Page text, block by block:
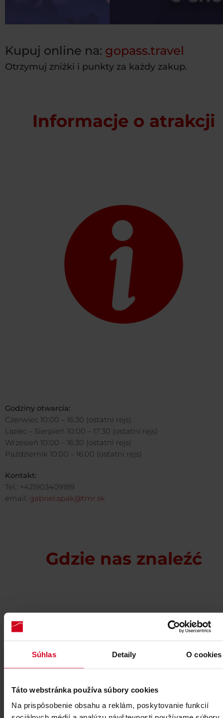
Súhlas Detaily O cookies
Táto webstránka používa súbory cookies
Na prispôsobenie obsahu a reklám, poskytovanie funkcií
Kupuj online na: gopass.travel
Otrzymuj zniżki i punkty za każdy zakup.
Informacje o atrakcji
Godziny otwarcia:
Czerwiec 10:00 – 16:30 (ostatni rejs)
Lipiec – Sierpień 10:00 – 17:30 (ostatni rejs)
Wrzesień 10:00 – 16:30 (ostatni rejs)
Październik 10:00 – 16:00 (ostatni rejs)
Kontakt:
Tel.: +421903409189
email: gabriel.spak@tmr.sk
Gdzie nas znaleźć